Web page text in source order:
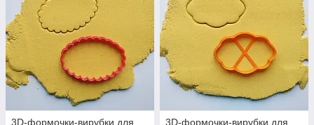
3D-формочки-вирубки для
3D-формочки-вирубки для